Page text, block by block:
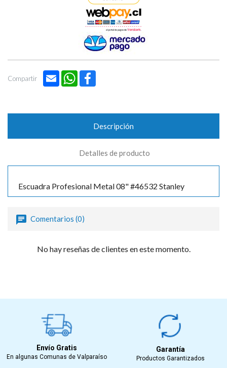
Compartir Email WhatsApp
Descripción
Detalles de producto
Escuadra Profesional Metal 08" #46532 Stanley
Comentarios (0)
No hay reseñas de clientes en este momento.
Envío Gratis
En algunas Comunas de Valparaíso
Garantía
Productos Garantizados